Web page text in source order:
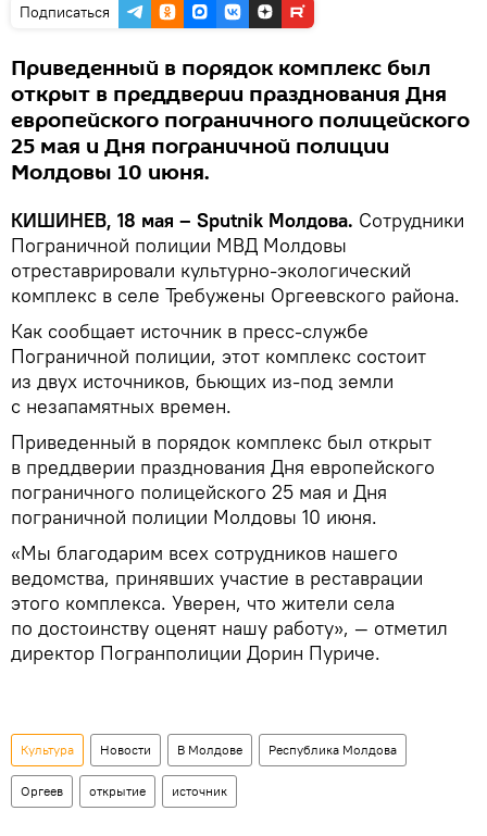
Подписаться
Приведенный в порядок комплекс был
открыт в преддверии празднования Дня
европейского пограничного полицейского
25 мая и Дня пограничной полиции
Молдовы 10 июня.
КИШИНЕВ, 18 мая – Sputnik Молдова. Сотрудники
Пограничной полиции МВД Молдовы
отреставрировали культурно-экологический
комплекс в селе Требужены Оргеевского района.
Как сообщает источник в пресс-службе
Пограничной полиции, этот комплекс состоит
из двух источников, бьющих из-под земли
с незапамятных времен.
Приведенный в порядок комплекс был открыт
в преддверии празднования Дня европейского
пограничного полицейского 25 мая и Дня
пограничной полиции Молдовы 10 июня.
«Мы благодарим всех сотрудников нашего
ведомства, принявших участие в реставрации
этого комплекса. Уверен, что жители села
по достоинству оценят нашу работу», — отметил
директор Погранполиции Дорин Пуриче.
Культура Новости В Молдове Республика Молдова
Оргеев открытие источник